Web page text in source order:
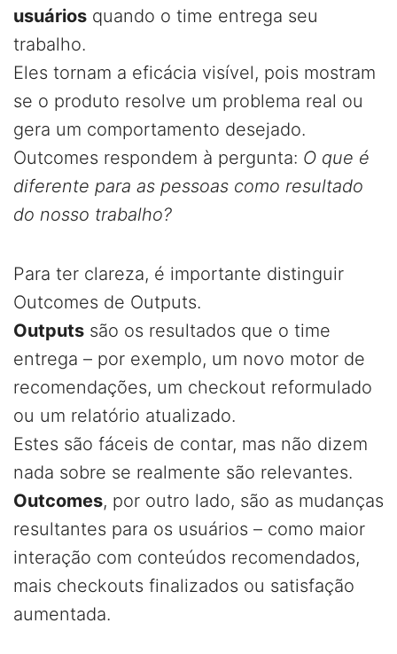
usuários quando o time entrega seu
trabalho.
Eles tornam a eficácia visível, pois mostram
se o produto resolve um problema real ou
gera um comportamento desejado.
Outcomes respondem à pergunta: O que é
diferente para as pessoas como resultado
do nosso trabalho?
Para ter clareza, é importante distinguir
Outcomes de Outputs.
Outputs são os resultados que o time
entrega – por exemplo, um novo motor de
recomendações, um checkout reformulado
ou um relatório atualizado.
Estes são fáceis de contar, mas não dizem
nada sobre se realmente são relevantes.
Outcomes, por outro lado, são as mudanças
resultantes para os usuários – como maior
interação com conteúdos recomendados,
mais checkouts finalizados ou satisfação
aumentada.